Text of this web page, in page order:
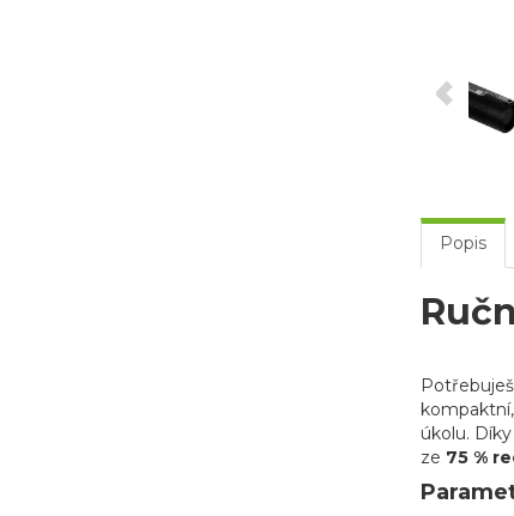
Popis
úkolu. Díky
ze 75 %